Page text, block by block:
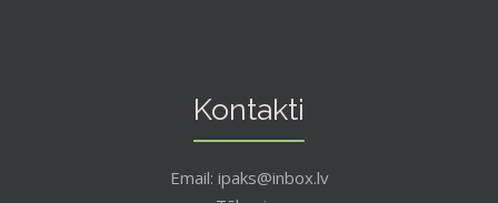
Kontakti
Email: ipaks@inbox.lv